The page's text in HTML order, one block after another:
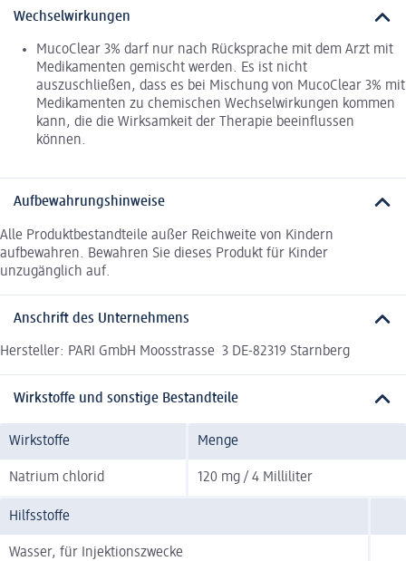
Wechselwirkungen
MucoClear 3% darf nur nach Rücksprache mit dem Arzt mit
Medikamenten gemischt werden. Es ist nicht
auszuschließen, dass es bei Mischung von MucoClear 3% mit
Medikamenten zu chemischen Wechselwirkungen kommen
kann, die die Wirksamkeit der Therapie beeinflussen
können.
Aufbewahrungshinweise
Alle Produktbestandteile außer Reichweite von Kindern
aufbewahren. Bewahren Sie dieses Produkt für Kinder
unzugänglich auf.
Anschrift des Unternehmens
Hersteller: PARI GmbH Moosstrasse 3 DE-82319 Starnberg
Wirkstoffe und sonstige Bestandteile
Wirkstoffe Menge
Natrium chlorid 120 mg / 4 Milliliter
Hilfsstoffe
Wasser, für Injektionszwecke